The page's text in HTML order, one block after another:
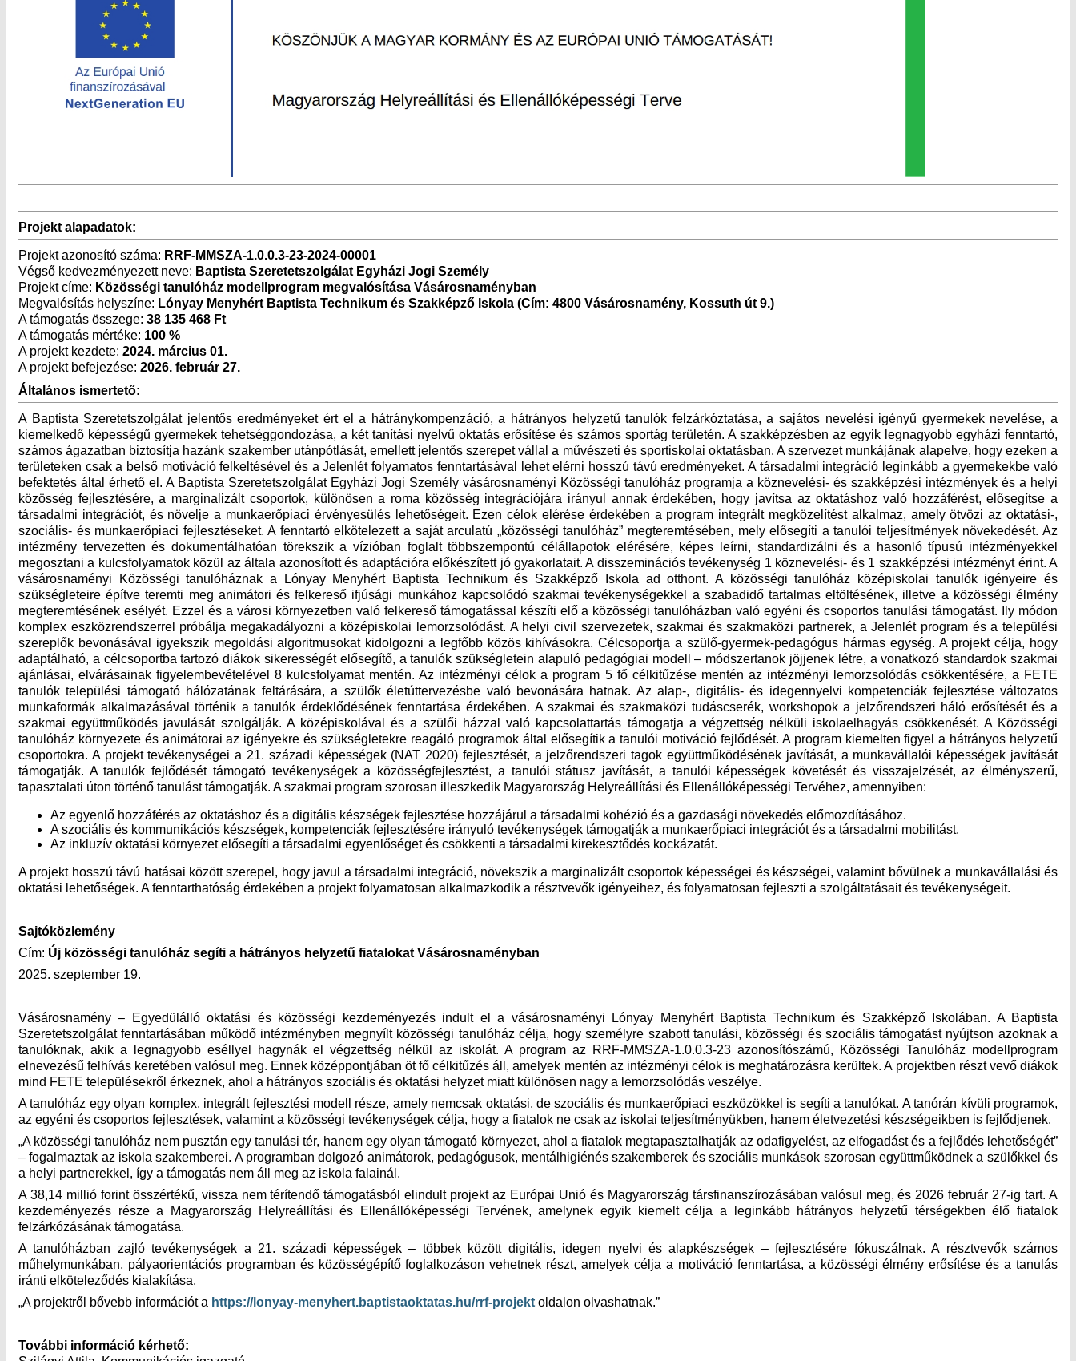
Projekt alapadatok:
Projekt azonosító száma: RRF-MMSZA-1.0.0.3-23-2024-00001
Végső kedvezményezett neve: Baptista Szeretetszolgálat Egyházi Jogi Személy
Projekt címe: Közösségi tanulóház modellprogram megvalósítása Vásárosnaményban
Megvalósítás helyszíne: Lónyay Menyhért Baptista Technikum és Szakképző Iskola (Cím: 4800 Vásárosnamény, Kossuth út 9.)
A támogatás összege: 38 135 468 Ft
A támogatás mértéke: 100 %
A projekt kezdete: 2024. március 01.
A projekt befejezése: 2026. február 27.
Általános ismertető:
A Baptista Szeretetszolgálat jelentős eredményeket ért el a hátránykompenzáció, a hátrányos helyzetű tanulók felzárkóztatása, a sajátos nevelési igényű gyermekek nevelése, a
kiemelkedő képességű gyermekek tehetséggondozása, a két tanítási nyelvű oktatás erősítése és számos sportág területén. A szakképzésben az egyik legnagyobb egyházi fenntartó,
számos ágazatban biztosítja hazánk szakember utánpótlását, emellett jelentős szerepet vállal a művészeti és sportiskolai oktatásban. A szervezet munkájának alapelve, hogy ezeken a
területeken csak a belső motiváció felkeltésével és a Jelenlét folyamatos fenntartásával lehet elérni hosszú távú eredményeket. A társadalmi integráció leginkább a gyermekekbe való
befektetés által érhető el. A Baptista Szeretetszolgálat Egyházi Jogi Személy vásárosnaményi Közösségi tanulóház programja a köznevelési- és szakképzési intézmények és a helyi
közösség fejlesztésére, a marginalizált csoportok, különösen a roma közösség integrációjára irányul annak érdekében, hogy javítsa az oktatáshoz való hozzáférést, elősegítse a
társadalmi integrációt, és növelje a munkaerőpiaci érvényesülés lehetőségeit. Ezen célok elérése érdekében a program integrált megközelítést alkalmaz, amely ötvözi az oktatási-,
szociális- és munkaerőpiaci fejlesztéseket. A fenntartó elkötelezett a saját arculatú „közösségi tanulóház” megteremtésében, mely elősegíti a tanulói teljesítmények növekedését. Az
intézmény tervezetten és dokumentálhatóan törekszik a vízióban foglalt többszempontú célállapotok elérésére, képes leírni, standardizálni és a hasonló típusú intézményekkel
megosztani a kulcsfolyamatok közül az általa azonosított és adaptációra előkészített jó gyakorlatait. A disszeminációs tevékenység 1 köznevelési- és 1 szakképzési intézményt érint. A
vásárosnaményi Közösségi tanulóháznak a Lónyay Menyhért Baptista Technikum és Szakképző Iskola ad otthont. A közösségi tanulóház középiskolai tanulók igényeire és
szükségleteire építve teremti meg animátori és felkereső ifjúsági munkához kapcsolódó szakmai tevékenységekkel a szabadidő tartalmas eltöltésének, illetve a közösségi élmény
megteremtésének esélyét. Ezzel és a városi környezetben való felkereső támogatással készíti elő a közösségi tanulóházban való egyéni és csoportos tanulási támogatást. Ily módon
komplex eszközrendszerrel próbálja megakadályozni a középiskolai lemorzsolódást. A helyi civil szervezetek, szakmai és szakmaközi partnerek, a Jelenlét program és a települési
szereplők bevonásával igyekszik megoldási algoritmusokat kidolgozni a legfőbb közös kihívásokra. Célcsoportja a szülő-gyermek-pedagógus hármas egység. A projekt célja, hogy
adaptálható, a célcsoportba tartozó diákok sikerességét elősegítő, a tanulók szükségletein alapuló pedagógiai modell – módszertanok jöjjenek létre, a vonatkozó standardok szakmai
ajánlásai, elvárásainak figyelembevételével 8 kulcsfolyamat mentén. Az intézményi célok a program 5 fő célkitűzése mentén az intézményi lemorzsolódás csökkentésére, a FETE
tanulók települési támogató hálózatának feltárására, a szülők életúttervezésbe való bevonására hatnak. Az alap-, digitális- és idegennyelvi kompetenciák fejlesztése változatos
munkaformák alkalmazásával történik a tanulók érdeklődésének fenntartása érdekében. A szakmai és szakmaközi tudáscserék, workshopok a jelzőrendszeri háló erősítését és a
szakmai együttműködés javulását szolgálják. A középiskolával és a szülői házzal való kapcsolattartás támogatja a végzettség nélküli iskolaelhagyás csökkenését. A Közösségi
tanulóház környezete és animátorai az igényekre és szükségletekre reagáló programok által elősegítik a tanulói motiváció fejlődését. A program kiemelten figyel a hátrányos helyzetű
csoportokra. A projekt tevékenységei a 21. századi képességek (NAT 2020) fejlesztését, a jelzőrendszeri tagok együttműködésének javítását, a munkavállalói képességek javítását
támogatják. A tanulók fejlődését támogató tevékenységek a közösségfejlesztést, a tanulói státusz javítását, a tanulói képességek követését és visszajelzését, az élményszerű,
tapasztalati úton történő tanulást támogatják. A szakmai program szorosan illeszkedik Magyarország Helyreállítási és Ellenállóképességi Tervéhez, amennyiben:
Az egyenlő hozzáférés az oktatáshoz és a digitális készségek fejlesztése hozzájárul a társadalmi kohézió és a gazdasági növekedés előmozdításához.
A szociális és kommunikációs készségek, kompetenciák fejlesztésére irányuló tevékenységek támogatják a munkaerőpiaci integrációt és a társadalmi mobilitást.
Az inkluzív oktatási környezet elősegíti a társadalmi egyenlőséget és csökkenti a társadalmi kirekesztődés kockázatát.
A projekt hosszú távú hatásai között szerepel, hogy javul a társadalmi integráció, növekszik a marginalizált csoportok képességei és készségei, valamint bővülnek a munkavállalási és
oktatási lehetőségek. A fenntarthatóság érdekében a projekt folyamatosan alkalmazkodik a résztvevők igényeihez, és folyamatosan fejleszti a szolgáltatásait és tevékenységeit.
Sajtóközlemény
Cím: Új közösségi tanulóház segíti a hátrányos helyzetű fiatalokat Vásárosnaményban
2025. szeptember 19.
Vásárosnamény – Egyedülálló oktatási és közösségi kezdeményezés indult el a vásárosnaményi Lónyay Menyhért Baptista Technikum és Szakképző Iskolában. A Baptista
Szeretetszolgálat fenntartásában működő intézményben megnyílt közösségi tanulóház célja, hogy személyre szabott tanulási, közösségi és szociális támogatást nyújtson azoknak a
tanulóknak, akik a legnagyobb eséllyel hagynák el végzettség nélkül az iskolát. A program az RRF-MMSZA-1.0.0.3-23 azonosítószámú, Közösségi Tanulóház modellprogram
elnevezésű felhívás keretében valósul meg. Ennek középpontjában öt fő célkitűzés áll, amelyek mentén az intézményi célok is meghatározásra kerültek. A projektben részt vevő diákok
mind FETE településekről érkeznek, ahol a hátrányos szociális és oktatási helyzet miatt különösen nagy a lemorzsolódás veszélye.
A tanulóház egy olyan komplex, integrált fejlesztési modell része, amely nemcsak oktatási, de szociális és munkaerőpiaci eszközökkel is segíti a tanulókat. A tanórán kívüli programok,
az egyéni és csoportos fejlesztések, valamint a közösségi tevékenységek célja, hogy a fiatalok ne csak az iskolai teljesítményükben, hanem életvezetési készségeikben is fejlődjenek.
„A közösségi tanulóház nem pusztán egy tanulási tér, hanem egy olyan támogató környezet, ahol a fiatalok megtapasztalhatják az odafigyelést, az elfogadást és a fejlődés lehetőségét”
– fogalmaztak az iskola szakemberei. A programban dolgozó animátorok, pedagógusok, mentálhigiénés szakemberek és szociális munkások szorosan együttműködnek a szülőkkel és
a helyi partnerekkel, így a támogatás nem áll meg az iskola falainál.
A 38,14 millió forint összértékű, vissza nem térítendő támogatásból elindult projekt az Európai Unió és Magyarország társfinanszírozásában valósul meg, és 2026 február 27-ig tart. A
kezdeményezés része a Magyarország Helyreállítási és Ellenállóképességi Tervének, amelynek egyik kiemelt célja a leginkább hátrányos helyzetű térségekben élő fiatalok
felzárkózásának támogatása.
A tanulóházban zajló tevékenységek a 21. századi képességek – többek között digitális, idegen nyelvi és alapkészségek – fejlesztésére fókuszálnak. A résztvevők számos
műhelymunkában, pályaorientációs programban és közösségépítő foglalkozáson vehetnek részt, amelyek célja a motiváció fenntartása, a közösségi élmény erősítése és a tanulás
iránti elköteleződés kialakítása.
„A projektről bővebb információt a https://lonyay-menyhert.baptistaoktatas.hu/rrf-projekt oldalon olvashatnak.”
További információ kérhető: